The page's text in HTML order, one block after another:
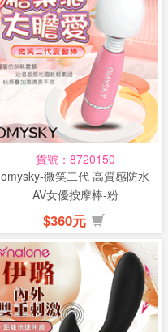
貨號：8720150
omysky-微笑二代 高質感防水
AV女優按摩棒-粉
$360元